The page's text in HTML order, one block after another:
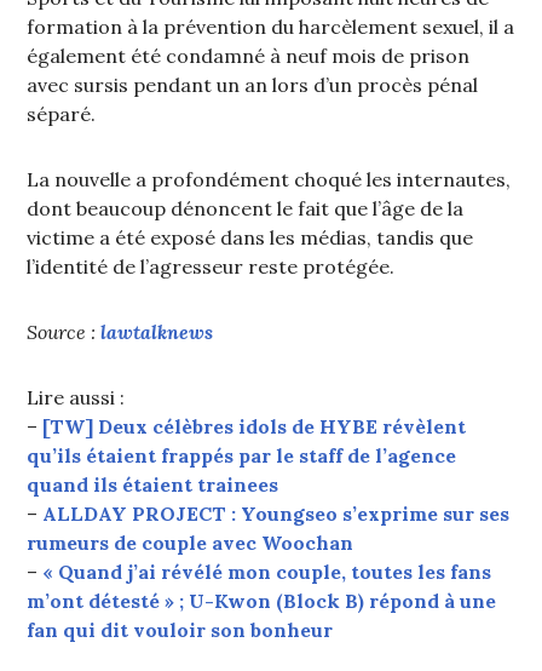
formation à la prévention du harcèlement sexuel, il a
également été condamné à neuf mois de prison
avec sursis pendant un an lors d’un procès pénal
séparé.
La nouvelle a profondément choqué les internautes,
dont beaucoup dénoncent le fait que l’âge de la
victime a été exposé dans les médias, tandis que
l’identité de l’agresseur reste protégée.
Source :lawtalknews
Lire aussi :
– [TW] Deux célèbres idols de HYBE révèlent
qu’ils étaient frappés par le staff de l’agence
quand ils étaient trainees
– ALLDAY PROJECT : Youngseo s’exprime sur ses
rumeurs de couple avec Woochan
– « Quand j’ai révélé mon couple, toutes les fans
m’ont détesté » ; U-Kwon (Block B) répond à une
fan qui dit vouloir son bonheur